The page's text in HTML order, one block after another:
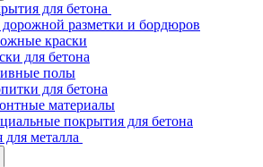
для бетона
разметки и бордюров
краски
для бетона
полы
для бетона
материалы
покрытия для бетона
металла